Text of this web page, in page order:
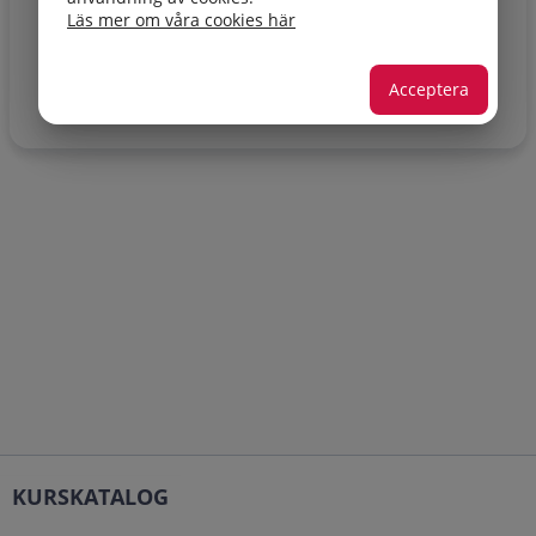
KURSKATALOG
REGISTRERA KONTO/LOGGA IN
Läs mer om våra cookies här
Acceptera